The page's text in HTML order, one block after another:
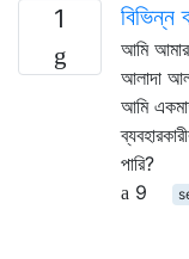
1 বিভিন্ন
আমি আমার
আলাদা
আমি
পারি?
9